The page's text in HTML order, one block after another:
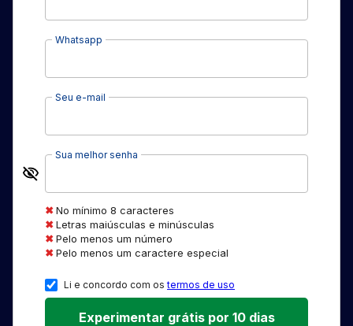
Whatsapp
Seu e-mail
Sua melhor senha
No mínimo 8 caracteres
Letras maiúsculas e minúsculas
Pelo menos um número
Pelo menos um caractere especial
Li e concordo com ostermos de uso
Experimentar grátis por 10 dias